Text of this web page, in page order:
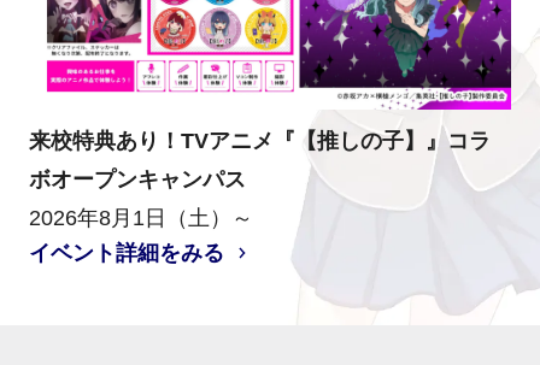
来校特典あり！TVアニメ『【推しの子】』コラ
ボオープンキャンパス
2026年8月1日（土）～
イベント詳細をみる